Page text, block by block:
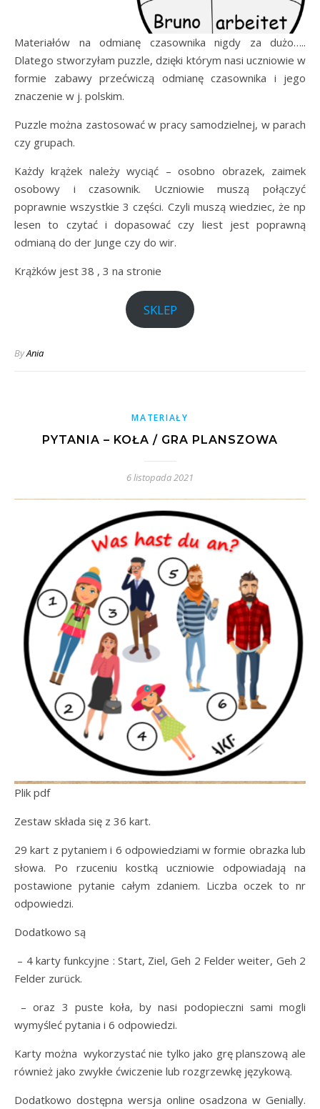
Materiałów na odmianę czasownika nigdy za dużo…..
Dlatego stworzyłam puzzle, dzięki którym nasi uczniowie w
formie zabawy przećwiczą odmianę czasownika i jego
znaczenie w j. polskim.
Puzzle można zastosować w pracy samodzielnej, w parach
czy grupach.
Każdy krążek należy wyciąć – osobno obrazek, zaimek
osobowy i czasownik. Uczniowie muszą połączyć
poprawnie wszystkie 3 części. Czyli muszą wiedziec, że np
lesen to czytać i dopasować czy liest jest poprawną
odmianą do der Junge czy do wir.
Krążków jest 38 , 3 na stronie
SKLEP
ByAnia
MATERIAŁY
PYTANIA – KOŁA / GRA PLANSZOWA
6 listopada 2021
Plik pdf
Zestaw składa się z 36 kart.
29 kart z pytaniem i 6 odpowiedziami w formie obrazka lub
słowa. Po rzuceniu kostką uczniowie odpowiadają na
postawione pytanie całym zdaniem. Liczba oczek to nr
odpowiedzi.
Dodatkowo są
– 4 karty funkcyjne : Start, Ziel, Geh 2 Felder weiter, Geh 2
Felder zurück.
– oraz 3 puste koła, by nasi podopieczni sami mogli
wymyśleć pytania i 6 odpowiedzi.
Karty można wykorzystać nie tylko jako grę planszową ale
również jako zwykłe ćwiczenie lub rozgrzewkę językową.
Dodatkowo dostępna wersja online osadzona w Genially.